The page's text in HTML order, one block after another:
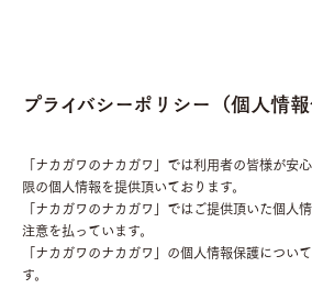
プライバシーポリシー（個人情
「ナカガワのナカガワ」では利用者の皆様が安
限の個人情報を提供頂いております。
「ナカガワのナカガワ」ではご提供頂いた個人
注意を払っています。
「ナカガワのナカガワ」の個人情報保護につい
す。